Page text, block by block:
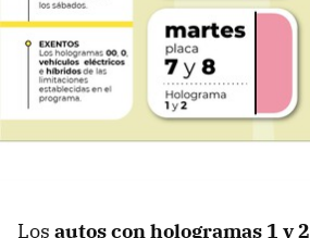
Los autos con hologramas 1 y 2